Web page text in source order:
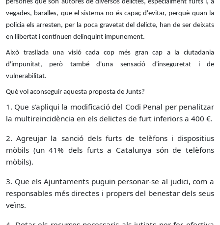
persones que són autores de diversos delictes, especialment furts i, a
vegades, baralles, que el sistema no és capaç d'evitar, perquè quan la
policia els arresten, per la poca gravetat del delicte, han de ser deixats
en llibertat i continuen delinquint impunement.
Això trasllada una visió cada cop més gran cap a la ciutadania
d'impunitat, però també d'una sensació d'inseguretat i de
vulnerabilitat.
Què vol aconseguir aquesta proposta de Junts?
1. Que s'apliqui la modificació del Codi Penal per penalitzar
la multireincidència en els delictes de furt inferiors a 400 €.
2. Agreujar la sanció dels furts de telèfons i dispositius
mòbils (un 41% dels furts a Catalunya són de telèfons
mòbils).
3. Que els Ajuntaments puguin personar-se al judici, com a
responsables més directes i propers del benestar dels seus
veïns.